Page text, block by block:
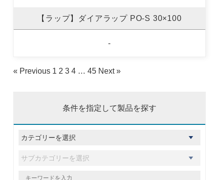
【ラップ】ダイアラップ PO-S 30×100
-
« Previous 1 2 3 4 … 45 Next »
条件を指定して製品を探す